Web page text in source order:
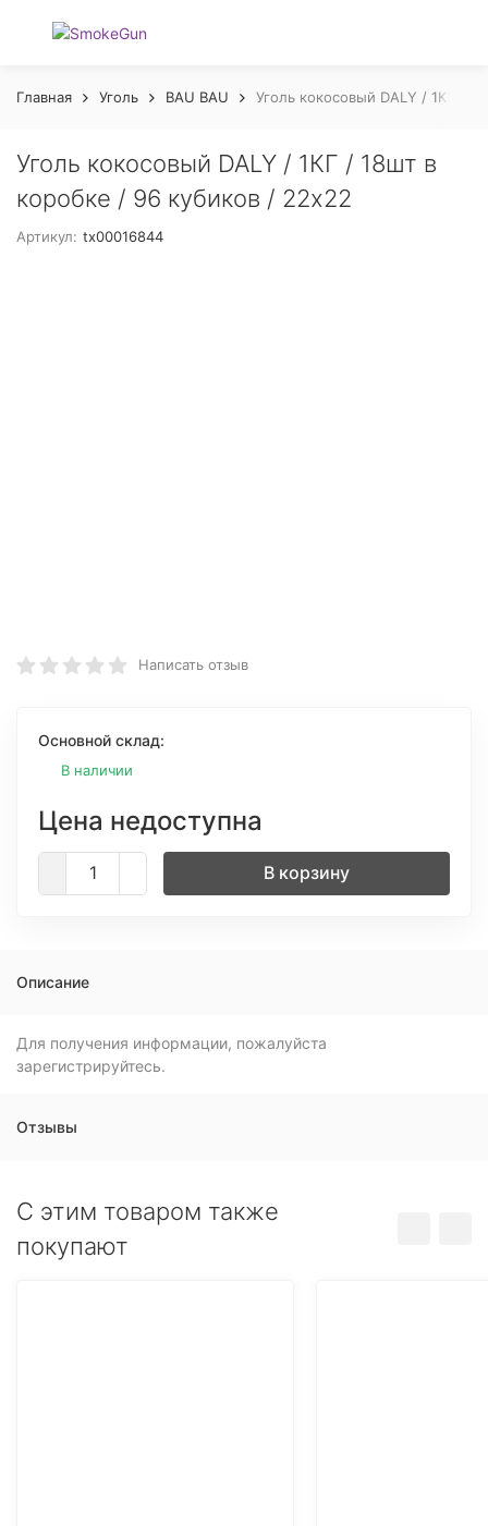
Главная Уголь BAU BAU Уголь кокосовый DALY / 1КГ /
Уголь кокосовый DALY / 1КГ / 18шт в
коробке / 96 кубиков / 22x22
Артикул: tx00016844
Написать отзыв
Основной склад:
В наличии
Цена недоступна
В корзину
Описание
Для получения информации, пожалуйста
зарегистрируйтесь.
Отзывы
C этим товаром также
покупают